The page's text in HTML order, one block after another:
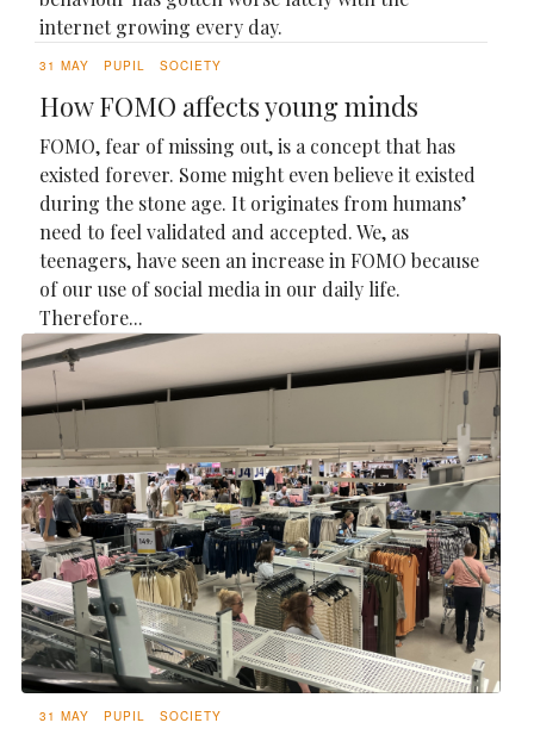
internet growing every day.
31 MAY PUPIL SOCIETY
How FOMO affects young minds
FOMO, fear of missing out, is a concept that has
existed forever. Some might even believe it existed
during the stone age. It originates from humans’
need to feel validated and accepted. We, as
teenagers, have seen an increase in FOMO because
of our use of social media in our daily life.
Therefore...
31 MAY PUPIL SOCIETY